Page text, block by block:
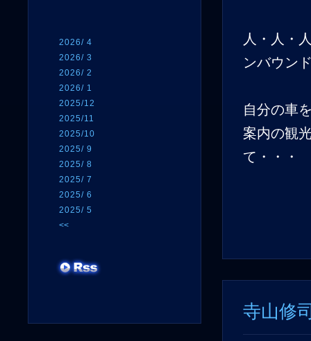
2026/ 4
2026/ 3
2026/ 2
2026/ 1
2025/12
2025/11
2025/10
2025/ 9
2025/ 8
2025/ 7
2025/ 6
2025/ 5
<<
人・人・
ンバウン
自分の車
案内の観
て・・・
寺山修